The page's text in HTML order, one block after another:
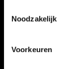
Noodzakelijk
Voorkeuren
Bekijk ook